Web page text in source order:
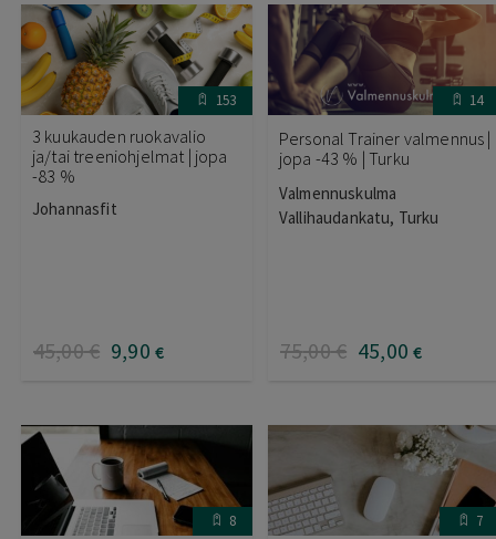
153
3 kuukauden ruokavalio
ja/tai treeniohjelmat | jopa
-83 %
Johannasfit
45,00€ 9,90 €
14
Personal Trainer valmennus |
jopa -43 % | Turku
Valmennuskulma
Vallihaudankatu, Turku
75,00€ 45,00 €
8 7